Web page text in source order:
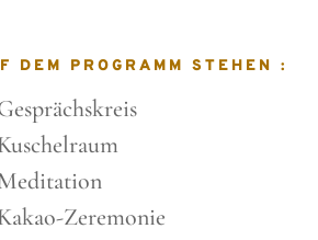
DEM PROGRAMM STEHEN :
Zeremonie